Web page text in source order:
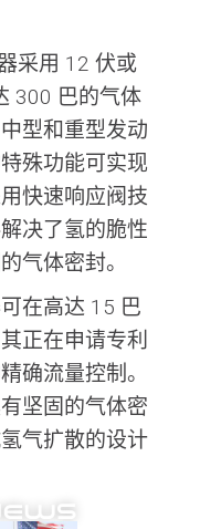
采用 12 伏或
300 巴的气体
型和重型发动
殊功能可实现
快速响应阀技
决了氢的脆性
气体密封。
在高达 15 巴
正在申请专利
确流量控制。
坚固的气体密
气扩散的设计